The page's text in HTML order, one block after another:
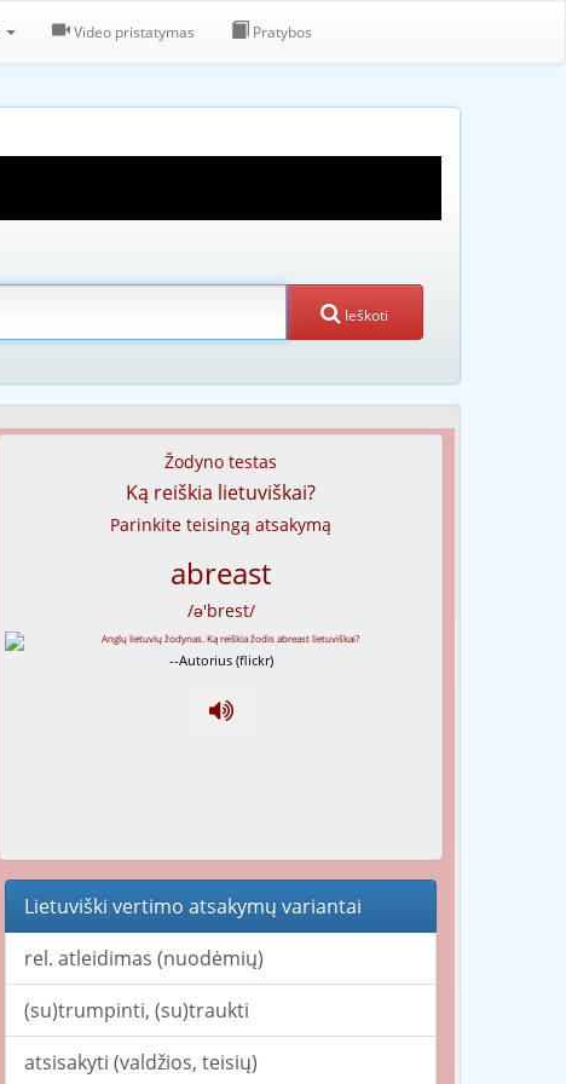
Video pristatymas Pratybos
Ieškoti
Žodyno testas
Ką reiškia lietuviškai?
Parinkite teisingą atsakymą
abreast
/ə'brest/
--Autorius (flickr)
Lietuviški vertimo atsakymų variantai
rel. atleidimas (nuodėmių)
(su)trumpinti, (su)traukti
atsisakyti (valdžios, teisių)